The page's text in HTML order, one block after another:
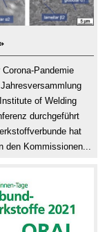
Pandemie
of Welding
durchgeführt
hat
den Kommissionen...